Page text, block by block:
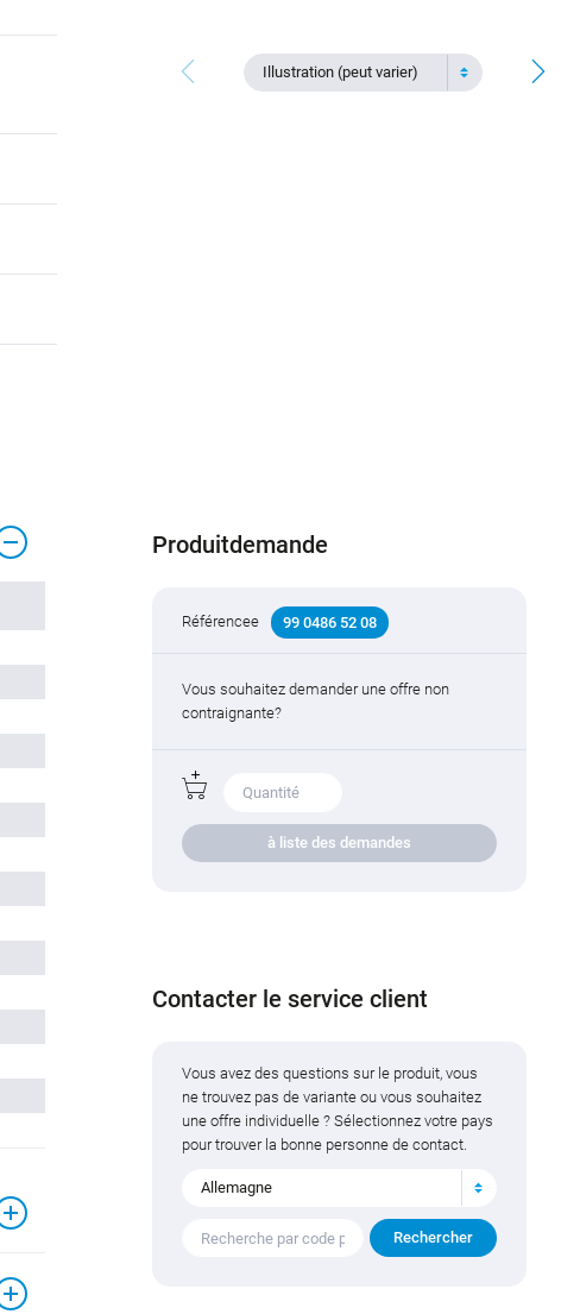
Illustration (peut varier)
Produitdemande
Référencee 99 0486 52 08
Vous souhaitez demander une offre non
contraignante?
à liste des demandes
Contacter le service client
Vous avez des questions sur le produit, vous
ne trouvez pas de variante ou vous souhaitez
une offre individuelle ? Sélectionnez votre pays
pour trouver la bonne personne de contact.
Allemagne